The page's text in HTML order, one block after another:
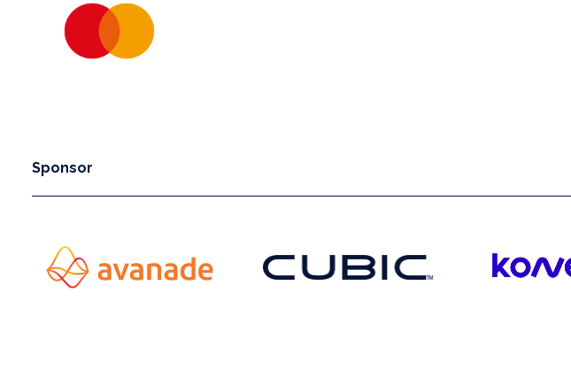
Sponsor